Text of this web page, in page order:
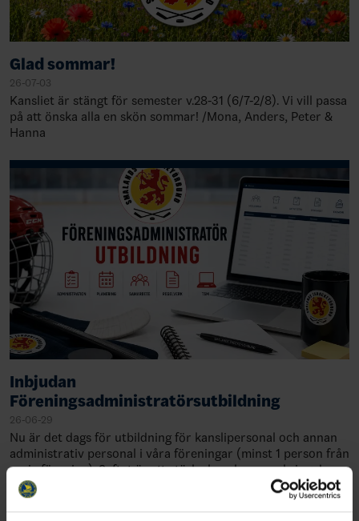
Glad sommar!
26-07-03
Kansliet är stängt för semester v.28-31 (6/7-2/8). Vi vill passa
på att önska alla en skön sommar! /Mona, Anders, Peter &
Hanna
Inbjudan
Föreningsadministratörsutbildning
26-06-29
Nu är det dags för utbildning för kanslipersonal och annan
administrativ personal i våra föreningar (minst 1 person från
varje förening). Syftet är att stärka kunskaperna kring de
administrativa rutin…